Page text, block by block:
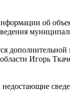
об
Игорь
недостающие